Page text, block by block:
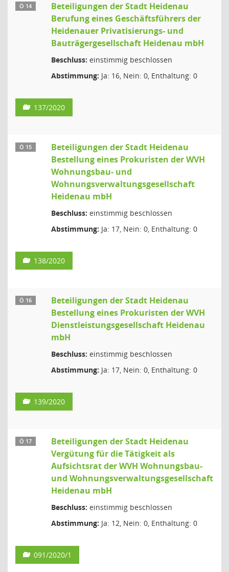
Ö 14
Beteiligungen der Stadt Heidenau
Berufung eines Geschäftsführers der
Heidenauer Privatisierungs- und
Bauträgergesellschaft Heidenau mbH
Beschluss: einstimmig beschlossen
Abstimmung: Ja: 16, Nein: 0, Enthaltung: 0
137/2020
Ö 15
Beteiligungen der Stadt Heidenau
Bestellung eines Prokuristen der WVH
Wohnungsbau- und
Wohnungsverwaltungsgesellschaft
Heidenau mbH
Beschluss: einstimmig beschlossen
Abstimmung: Ja: 17, Nein: 0, Enthaltung: 0
138/2020
Ö 16
Beteiligungen der Stadt Heidenau
Bestellung eines Prokuristen der WVH
Dienstleistungsgesellschaft Heidenau
mbH
Beschluss: einstimmig beschlossen
Abstimmung: Ja: 17, Nein: 0, Enthaltung: 0
139/2020
Ö 17
Beteiligungen der Stadt Heidenau
Vergütung für die Tätigkeit als
Aufsichtsrat der WVH Wohnungsbau-
und Wohnungsverwaltungsgesellschaft
Heidenau mbH
Beschluss: einstimmig beschlossen
Abstimmung: Ja: 12, Nein: 0, Enthaltung: 0
091/2020/1